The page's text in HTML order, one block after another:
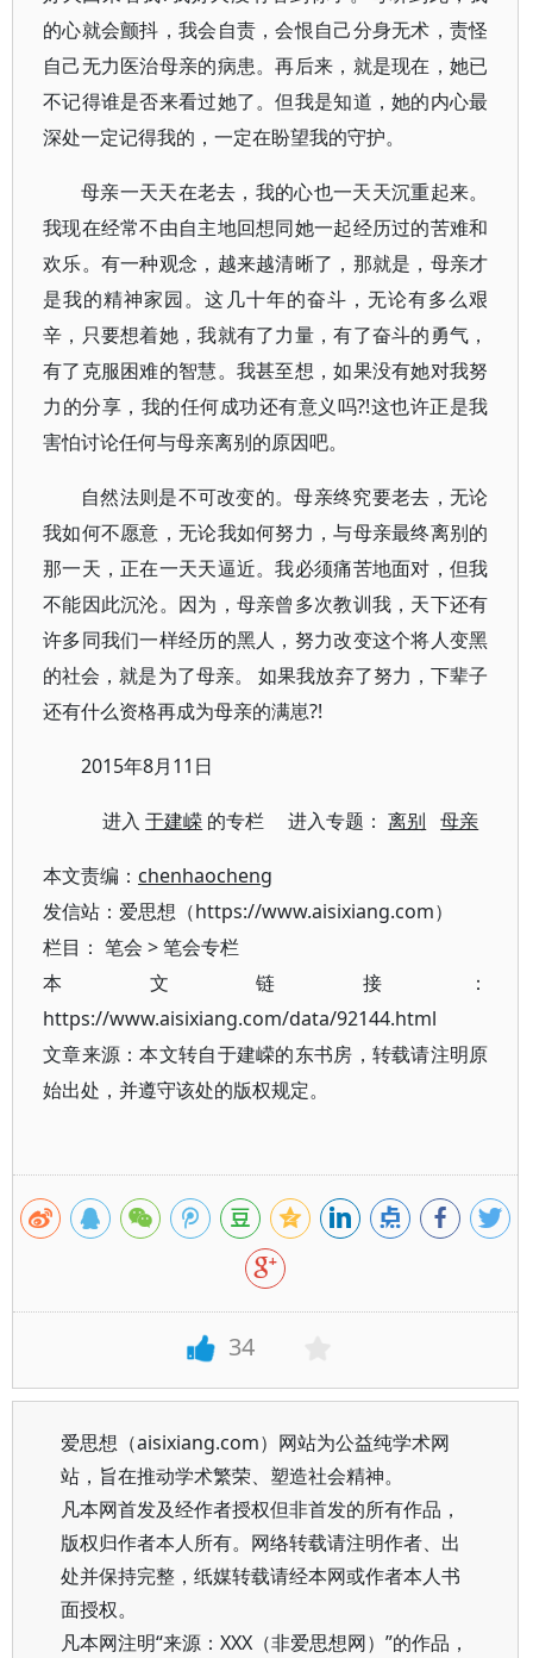
的心就会颤抖，我会自责，会恨自己分身无术，责怪
自己无力医治母亲的病患。再后来，就是现在，她已
不记得谁是否来看过她了。但我是知道，她的内心最
深处一定记得我的，一定在盼望我的守护。
母亲一天天在老去，我的心也一天天沉重起来。
我现在经常不由自主地回想同她一起经历过的苦难和
欢乐。有一种观念，越来越清晰了，那就是，母亲才
是我的精神家园。这几十年的奋斗，无论有多么艰
辛，只要想着她，我就有了力量，有了奋斗的勇气，
有了克服困难的智慧。我甚至想，如果没有她对我努
力的分享，我的任何成功还有意义吗?!这也许正是我
害怕讨论任何与母亲离别的原因吧。
自然法则是不可改变的。母亲终究要老去，无论
我如何不愿意，无论我如何努力，与母亲最终离别的
那一天，正在一天天逼近。我必须痛苦地面对，但我
不能因此沉沦。因为，母亲曾多次教训我，天下还有
许多同我们一样经历的黑人，努力改变这个将人变黑
的社会，就是为了母亲。 如果我放弃了努力，下辈子
还有什么资格再成为母亲的满崽?!
2015年8月11日
进入于建嵘 的专栏 进入专题：离别 母亲
本文责编： chenhaocheng
发信站：爱思想（https://www.aisixiang.com）
栏目： 笔会 >笔会专栏
本文链接：
https://www.aisixiang.com/data/92144.html
文章来源：本文转自于建嵘的东书房，转载请注明原
始出处，并遵守该处的版权规定。
34
爱思想（aisixiang.com）网站为公益纯学术网
站，旨在推动学术繁荣、塑造社会精神。
凡本网首发及经作者授权但非首发的所有作品，
版权归作者本人所有。网络转载请注明作者、出
处并保持完整，纸媒转载请经本网或作者本人书
面授权。
凡本网注明“来源：XXX（非爱思想网）”的作品，